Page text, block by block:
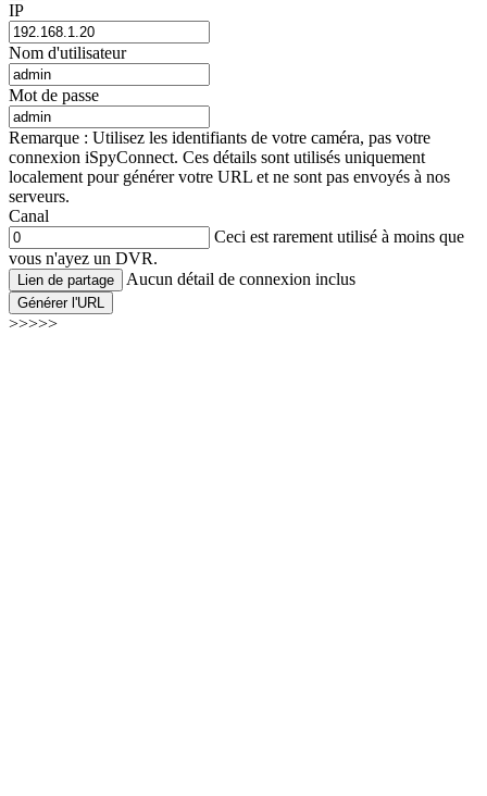
IP
Nom d'utilisateur
Mot de passe
Remarque : Utilisez les identifiants de votre caméra, pas votre
connexion iSpyConnect. Ces détails sont utilisés uniquement
localement pour générer votre URL et ne sont pas envoyés à nos
serveurs.
Canal
Ceci est rarement utilisé à moins que
vous n'ayez un DVR.
Lien de partage Aucun détail de connexion inclus
Générer l'URL
>>>>>